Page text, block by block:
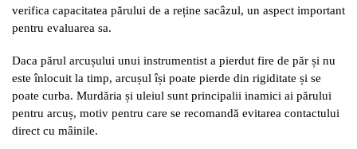
verifica capacitatea părului de a reține sacâzul, un aspect important
pentru evaluarea sa.
Daca părul arcușului unui instrumentist a pierdut fire de păr și nu
este înlocuit la timp, arcușul își poate pierde din rigiditate și se
poate curba. Murdăria și uleiul sunt principalii inamici ai părului
pentru arcuș, motiv pentru care se recomandă evitarea contactului
direct cu mâinile.